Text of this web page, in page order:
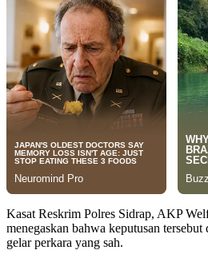
Kasat Reskrim Polres Sidrap, AKP
menegaskan bahwa keputusan
gelar perkara yang sah.